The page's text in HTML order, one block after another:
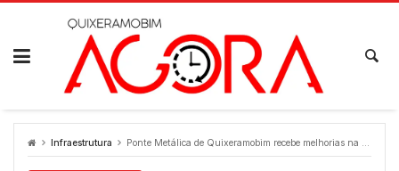
Skip
Infraestrutura Ponte Metálica de Quixeramobim recebe melhorias na entrada e reforço na segurança